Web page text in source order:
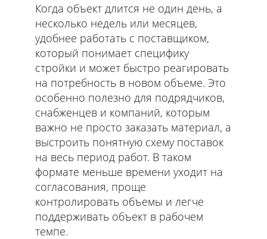
Когда объект длится не один день, а
несколько недель или месяцев,
удобнее работать с поставщиком,
который понимает специфику
стройки и может быстро реагировать
на потребность в новом объеме. Это
особенно полезно для подрядчиков,
снабженцев и компаний, которым
важно не просто заказать материал, а
выстроить понятную схему поставок
на весь период работ. В таком
формате меньше времени уходит на
согласования, проще
контролировать объемы и легче
поддерживать объект в рабочем
темпе.